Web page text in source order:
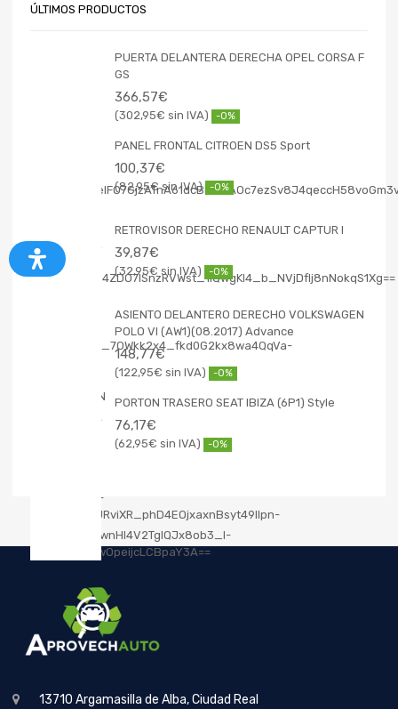
ÚLTIMOS PRODUCTOS
PUERTA DELANTERA DERECHA OPEL CORSA F
GS
366,57€
302,95€ -0%
PANEL FRONTAL CITROEN DS5 Sport
100,37€
82,95€ -0%
RETROVISOR DERECHO RENAULT CAPTUR I
39,87€
32,95€ -0%
ASIENTO DELANTERO DERECHO VOLKSWAGEN
POLO VI (AW1)(08.2017) Advance
148,77€
122,95€ -0%
PORTON TRASERO SEAT IBIZA (6P1) Style
76,17€
62,95€ -0%
13710 Argamasilla de Alba, Ciudad Real